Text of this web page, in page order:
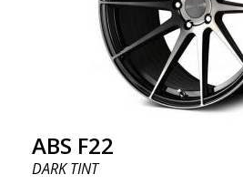
ABS F22
DARK TINT